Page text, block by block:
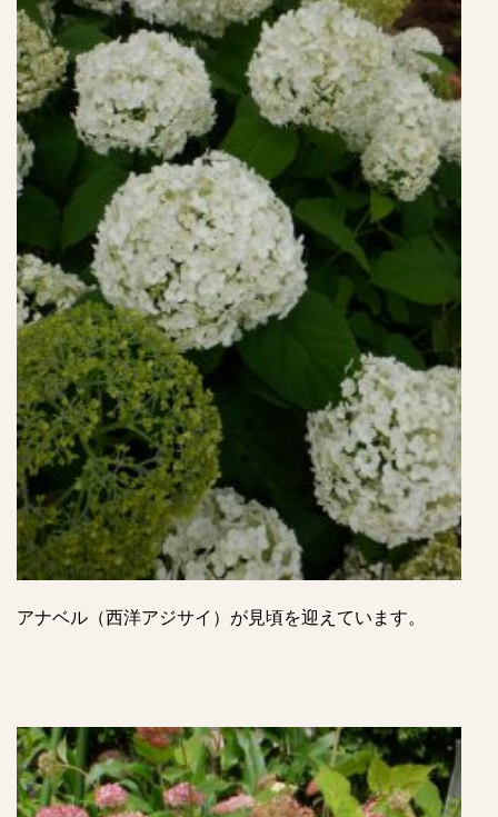
アナベル（西洋アジサイ）が見頃を迎えています。